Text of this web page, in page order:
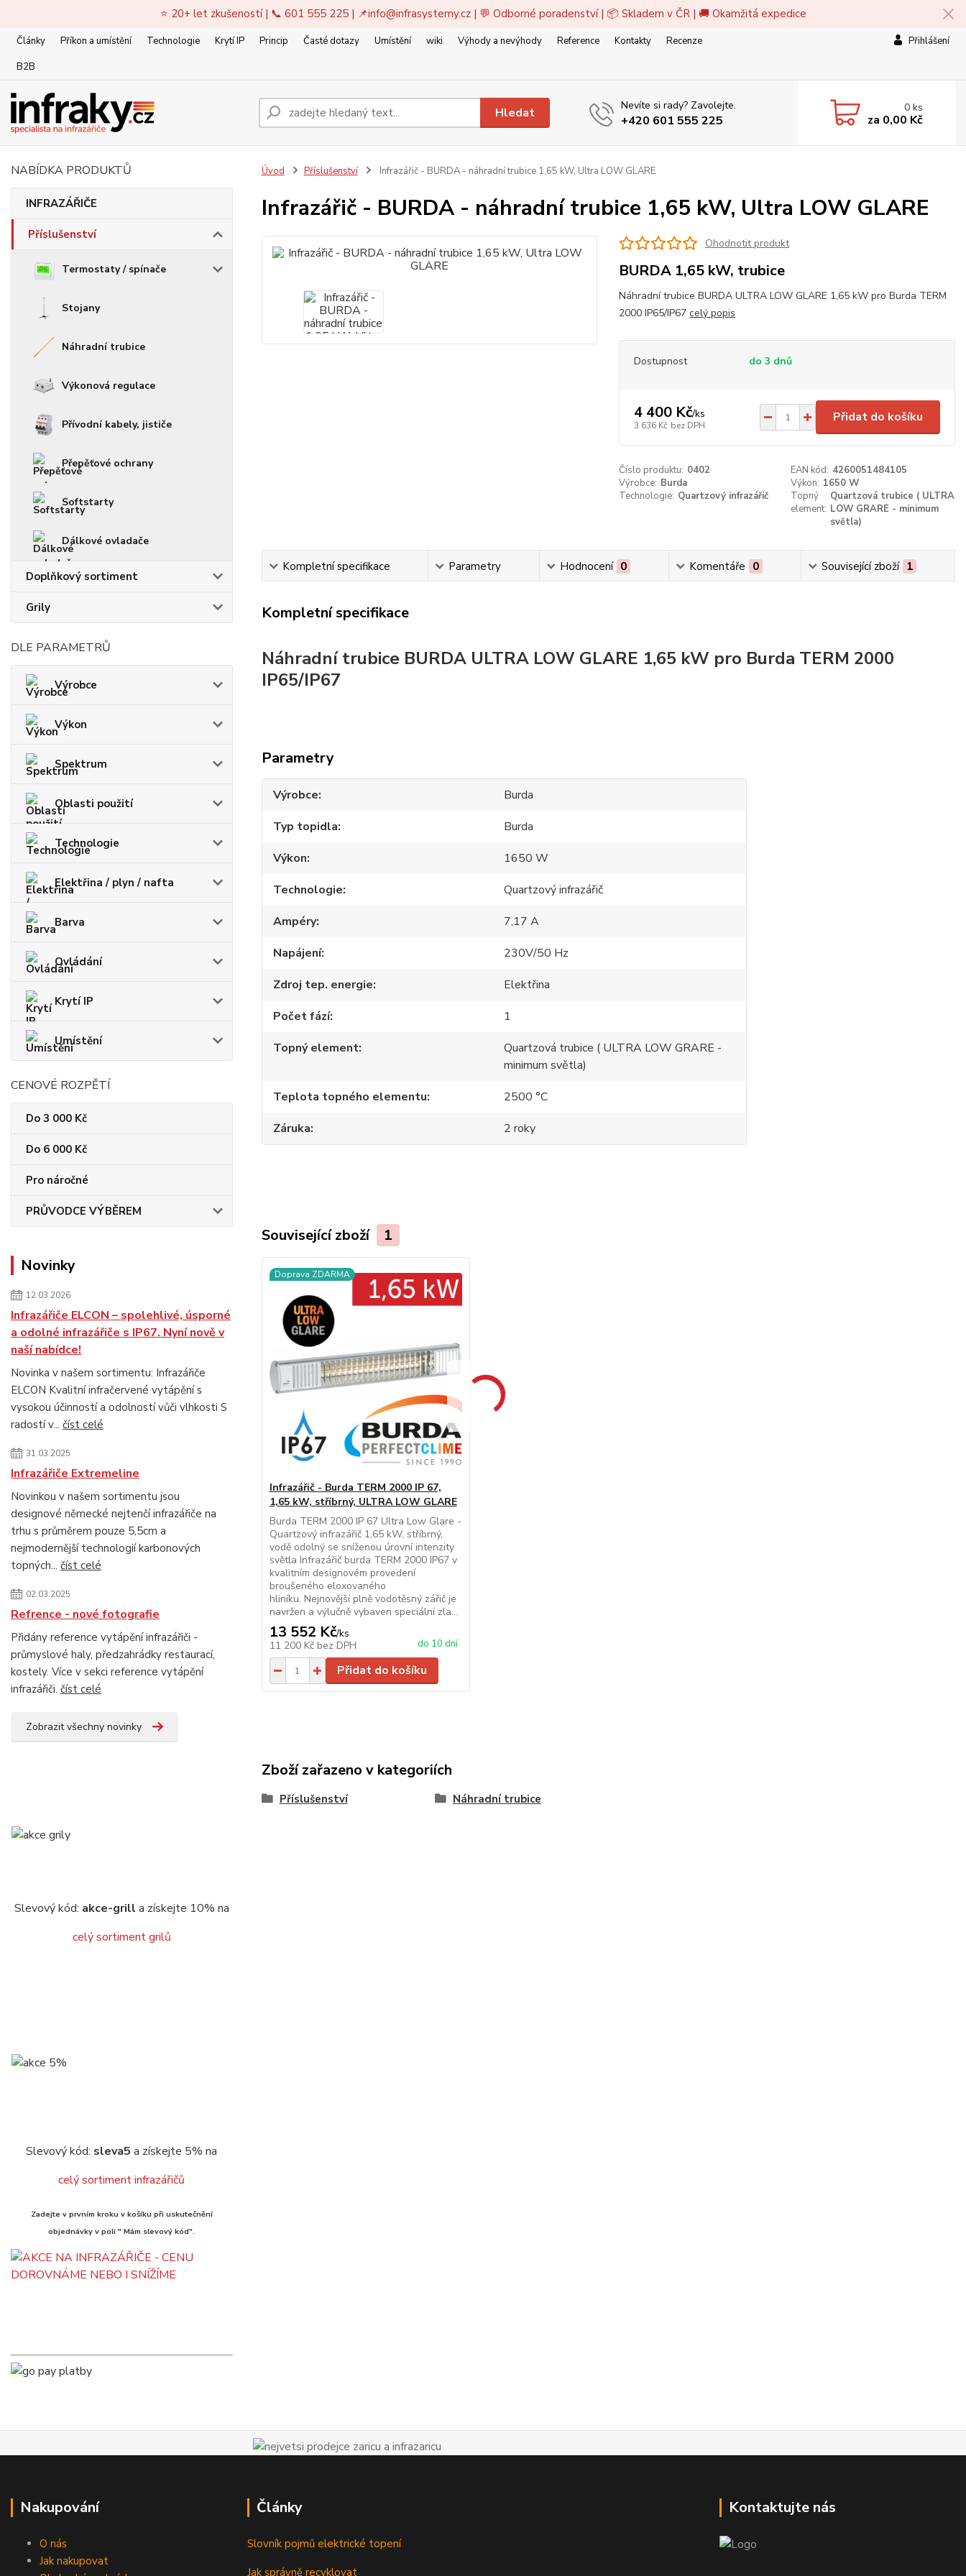
⭐ 20+ let zkušeností | 📞 601 555 225 | 📌info@infrasystemy.cz| 💬 Odborné poradenství | 📦 Skladem v ČR | 🚚 Okamžitá expedice
Články Příkon a umístění Technologie Krytí IP Princip Časté dotazy Umístění wiki Výhody a nevýhody Reference Kontakty
Recenze
B2B
Přihlášení
Hledat Nevíte si rady? Zavolejte.
+420 601 555 225
0 ks
za 0,00 Kč
NABÍDKA PRODUKTŮ
INFRAZÁŘIČE
Příslušenství
Termostaty / spínače
Stojany
Náhradní trubice
Výkonová regulace
Přívodní kabely, jističe
Přepěťové ochrany
Softstarty
Dálkové ovladače
Doplňkový sortiment
Grily
DLE PARAMETRŮ
Výrobce
Výkon
Spektrum
Oblasti použití
Technologie
Elektřina / plyn / nafta
Barva
Ovládání
Krytí IP
Umístění
CENOVÉ ROZPĚTÍ
Do 3 000 Kč
Do 6 000 Kč
Pro náročné
PRŮVODCE VÝBĚREM
Novinky
12.03.2026
Infrazářiče ELCON – spolehlivé, úsporné
a odolné infrazářiče s IP67. Nyní nově v
naší nabídce!
Novinka v našem sortimentu: Infrazářiče
ELCON Kvalitní infračervené vytápění s
vysokou účinností a odolností vůči vlhkosti S
radostí v... číst celé
31.03.2025
Infrazářiče Extremeline
Novinkou v našem sortimentu jsou
designové německé nejtenčí infrazářiče na
trhu s průměrem pouze 5,5cm a
nejmodernější technologií karbonových
topných... číst celé
02.03.2025
Refrence - nové fotografie
Přidány reference vytápění infrazářiči -
průmyslové haly, předzahrádky restaurací,
kostely. Více v sekci reference vytápění
infrazářiči. číst celé
Zobrazit všechny novinky
Slevový kód: akce-grill a získejte 10% na
celý sortiment grilů
Slevový kód: sleva5 a získejte 5% na
celý sortiment infrazářičů
Zadejte v prvním kroku v košíku při uskutečnění
objednávky v poli " Mám slevový kód".
Úvod Příslušenství Infrazářič - BURDA - náhradní trubice 1,65 kW, Ultra LOW GLARE
Infrazářič - BURDA - náhradní trubice 1,65 kW, Ultra LOW GLARE
Ohodnotit produkt
BURDA 1,65 kW, trubice
Náhradní trubice BURDA ULTRA LOW GLARE 1,65 kW pro Burda TERM
2000 IP65/IP67celý popis
Dostupnost do 3 dnů
4 400 Kč/ks
3 636 Kč bez DPH
Přidat do košíku
Číslo produktu: 0402 EAN kód: 4260051484105
Výrobce: Burda Výkon: 1650 W
Technologie: Quartzový infrazářič
Topný
element:
Quartzová trubice ( ULTRA
LOW GRARE - minimum
světla)
Kompletní specifikace Parametry Hodnocení 0 Komentáře 0 Související zboží 1
Kompletní specifikace
Náhradní trubice BURDA ULTRA LOW GLARE 1,65 kW pro Burda TERM 2000
IP65/IP67
Parametry
Výrobce
Burda
Typ topidla
Burda
Výkon
1650 W
Technologie
Quartzový infrazářič
Ampéry
7,17 A
Napájení
230V/50 Hz
Zdroj tep. energie
Elektřina
Počet fází
1
Topný element
Quartzová trubice ( ULTRA LOW GRARE -
minimum světla)
Teplota topného elementu
2500 °C
Záruka
2 roky
Související zboží 1
Doprava ZDARMA
Infrazářič - Burda TERM 2000 IP 67,
1,65 kW, stříbrný, ULTRA LOW GLARE
Burda TERM 2000 IP 67 Ultra Low Glare -
Quartzový infrazářič 1,65 kW, stříbrný,
vodě odolný se sníženou úrovní intenzity
světla Infrazářič burda TERM 2000 IP67 v
kvalitním designovém provedení
broušeného eloxovaného
hliníku. Nejnovější plně vodotěsný zářič je
navržen a výlučně vybaven speciální zla...
13 552 Kč/ks
11 200 Kč bez DPH do 10 dní
Přidat do košíku
Zboží zařazeno v kategoriích
Příslušenství Náhradní trubice
Nakupování
O nás
Jak nakupovat
Články
Slovník pojmů elektrické topení
Jak správně recyklovat
Kontaktujte nás